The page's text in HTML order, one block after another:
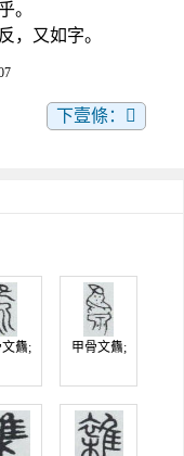
。
，又如字。
下壹條：𠰙
䨊; 甲骨文䨊;